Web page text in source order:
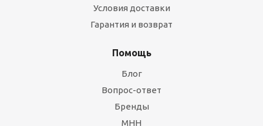
Условия доставки
Гарантия и возврат
Помощь
Блог
Вопрос-ответ
Бренды
МНН